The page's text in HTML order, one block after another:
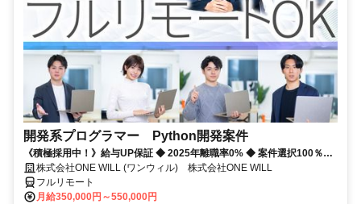
開発系プログラマー Python開発案件
《積極採用中！》給与UP保証 ◆ 2025年離職率0% ◆ 案件選択100％！
◆ 平均残業7時間！
株式会社ONE WILL (ワンウィル) 株式会社ONE WILL
フルリモート
月給350,000円～550,000円